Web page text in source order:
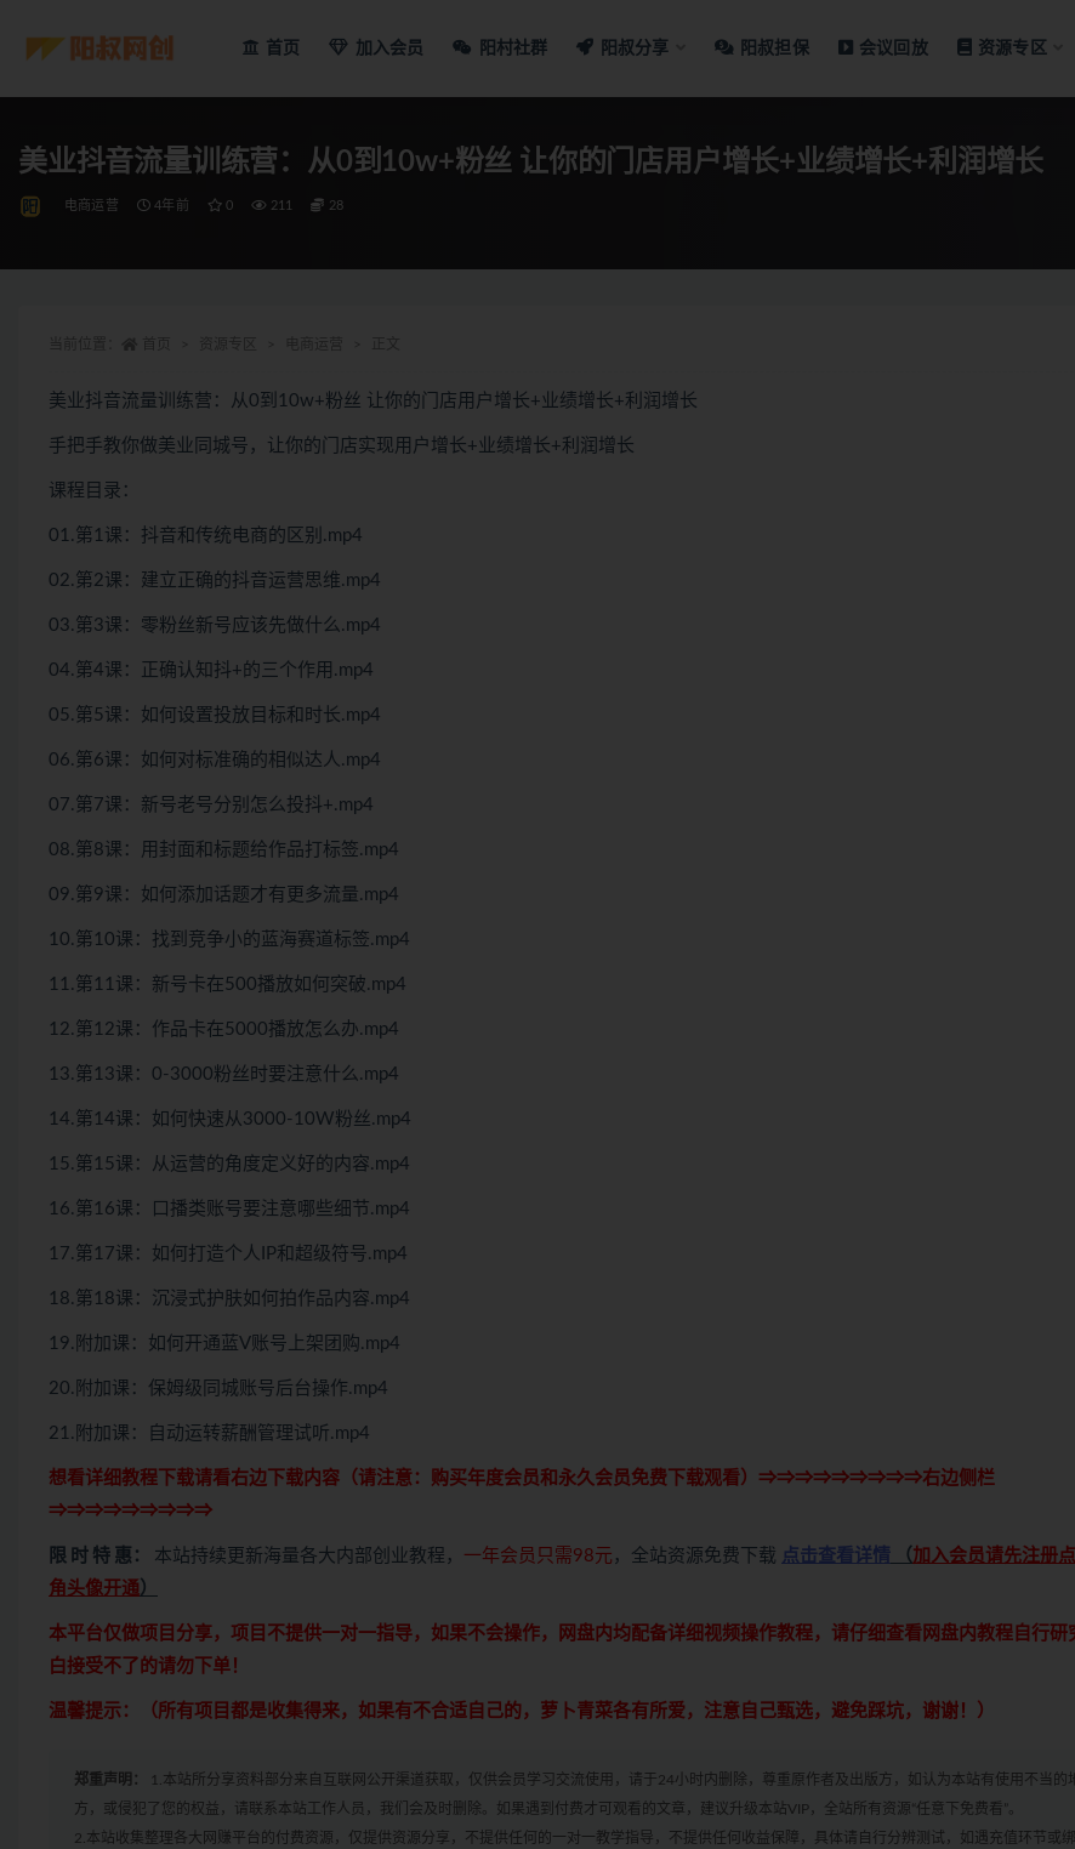
首页 加入会员 阳村社群 阳叔分享 阳叔担保 会议回放 资源专区
美业抖音流量训练营：从0到10w+粉丝 让你的门店用户增长+业绩增长+利润增长
电商运营 4年前 0 211 28
美业抖音流量训练营：从0到10w+粉丝 让你的门店用户增长+业绩增长+利润增长
手把手教你做美业同城号，让你的门店实现用户增长+业绩增长+利润增长
课程目录：
01.第1课：抖音和传统电商的区别.mp4
02.第2课：建立正确的抖音运营思维.mp4
03.第3课：零粉丝新号应该先做什么.mp4
04.第4课：正确认知抖+的三个作用.mp4
05.第5课：如何设置投放目标和时长.mp4
06.第6课：如何对标准确的相似达人.mp4
07.第7课：新号老号分别怎么投抖+.mp4
08.第8课：用封面和标题给作品打标签.mp4
09.第9课：如何添加话题才有更多流量.mp4
10.第10课：找到竞争小的蓝海赛道标签.mp4
11.第11课：新号卡在500播放如何突破.mp4
12.第12课：作品卡在5000播放怎么办.mp4
13.第13课：0-3000粉丝时要注意什么.mp4
14.第14课：如何快速从3000-10W粉丝.mp4
15.第15课：从运营的角度定义好的内容.mp4
16.第16课：口播类账号要注意哪些细节.mp4
17.第17课：如何打造个人IP和超级符号.mp4
18.第18课：沉浸式护肤如何拍作品内容.mp4
19.附加课：如何开通蓝V账号上架团购.mp4
20.附加课：保姆级同城账号后台操作.mp4
21.附加课：自动运转薪酬管理试听.mp4
想看详细教程下载请看右边下载内容（请注意： 购买年度会员和永久会员免费下载观看）⇒⇒⇒⇒⇒⇒⇒⇒⇒右边侧栏
⇒⇒⇒⇒⇒⇒⇒⇒⇒
限 时 特 惠： 本站持续更新海量各大内部创业教程， 一年会员只需98元 ，全站资源免费下载 点击查看详情 （加入会员请先注册
角头像开通）
本平台仅做项目分享，项目不提供一对一指导，如果不会操作，网盘内均配备详细视频操作教程，请仔细查看网盘内教程自行研
白接受不了的请勿下单！
温馨提示：（所有项目都是收集得来，如果有不合适自己的，萝卜青菜各有所爱，注意自己甄选，避免踩坑，谢谢！）
郑重声明：
1.本站所分享资料部分来自互联网公开渠道获取，仅供会员学习交流使用，请于24小时内删除，尊重原作者及出版方，如认为本站有使用不当的
方，或侵犯了您的权益，请联系本站工作人员，我们会及时删除。如果遇到付费才可观看的文章，建议升级本站VIP，全站所有资源“任意下免费看”。
2.本站收集整理各大网赚平台的付费资源，仅提供资源分享，不提供任何的一对一教学指导，不提供任何收益保障，具体请自行分辨测试，如遇充值环节或